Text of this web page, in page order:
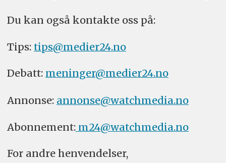
Du kan også kontakte oss på:
Tips: tips@medier24.no
Debatt: meninger@medier24.no
Annonse: annonse@watchmedia.no
Abonnement:m24@watchmedia.no
For andre henvendelser,